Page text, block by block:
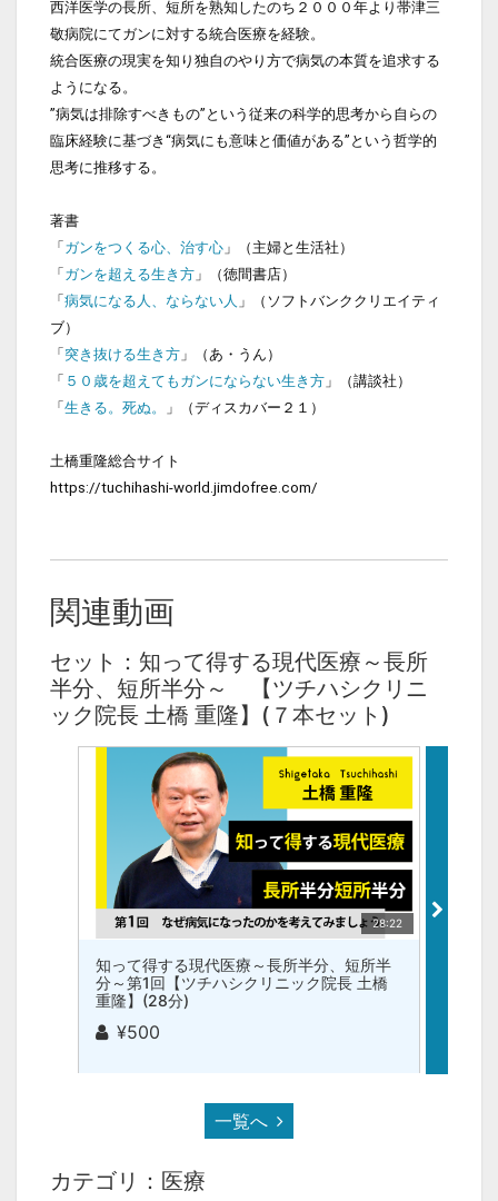
西洋医学の長所、短所を熟知したのち２０００年より帯津三
敬病院にてガンに対する統合医療を経験。
統合医療の現実を知り独自のやり方で病気の本質を追求する
ようになる。
”病気は排除すべきもの”という従来の科学的思考から自らの
臨床経験に基づき“病気にも意味と価値がある”という哲学的
思考に推移する。
著書
「 ガンをつくる心、治す心 」（主婦と生活社）
「 ガンを超える生き方 」（徳間書店）
「 病気になる人、ならない人 」（ソフトバンククリエイティ
ブ）
「 突き抜ける生き方 」（あ・うん）
「 ５０歳を超えてもガンにならない生き方 」（講談社）
「 生きる。死ぬ。 」（ディスカバー２１）
土橋重隆総合サイト
https://tuchihashi-world.jimdofree.com/
関連動画
セット：知って得する現代医療～長所
半分、短所半分～ 【ツチハシクリニ
ック院長 土橋 重隆】(７本セット)
28:22
知って得する現代医療～長所半分、短所半
分～第1回【ツチハシクリニック院長 土橋
重隆】(28分)
¥500
一覧へ
カテゴリ：医療